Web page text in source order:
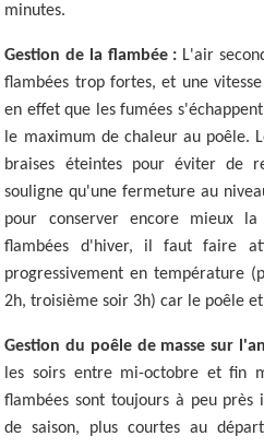
minutes.
Gestion de la flambée : L'air
flambées trop fortes, et une
en effet que les fumées
le maximum de chaleur au poêle.
braises éteintes pour éviter de
souligne qu'une fermeture au
pour conserver encore mieux
flambées d'hiver, il faut faire
progressivement en température
2h, troisième soir 3h) car le poêle
Gestion du poêle de masse sur
les soirs entre mi-octobre et fin
flambées sont toujours à peu près
de saison, plus courtes au